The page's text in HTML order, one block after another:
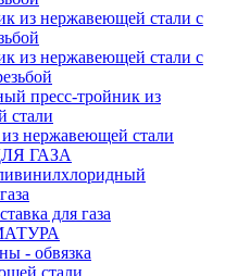
из нержавеющей стали с
из нержавеющей стали с
пресс-тройник из
стали
нержавеющей стали
ГАЗА
для газа
- обвязка
стали